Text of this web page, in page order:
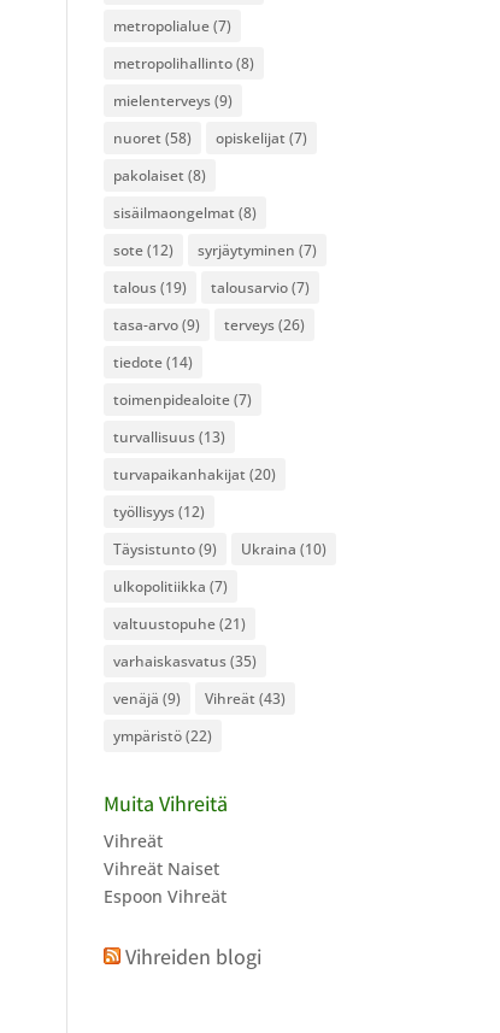
metropolialue(7)
metropolihallinto(8)
mielenterveys(9)
nuoret (58) opiskelijat (7)
pakolaiset (8)
sisäilmaongelmat (8)
sote(12) syrjäytyminen (7)
talous(19) talousarvio(7)
tasa-arvo(9) terveys(26)
tiedote(14)
toimenpidealoite(7)
turvallisuus(13)
turvapaikanhakijat (20)
työllisyys(12)
Täysistunto(9) Ukraina (10)
ulkopolitiikka (7)
valtuustopuhe(21)
varhaiskasvatus(35)
venäjä (9) Vihreät (43)
ympäristö(22)
Muita Vihreitä
Vihreät
Vihreät Naiset
Espoon Vihreät
Vihreiden blogi